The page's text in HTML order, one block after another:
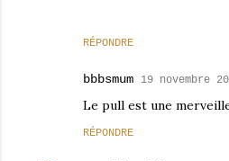
RÉPONDRE
bbbsmum 19 novembre
Le pull est une
RÉPONDRE